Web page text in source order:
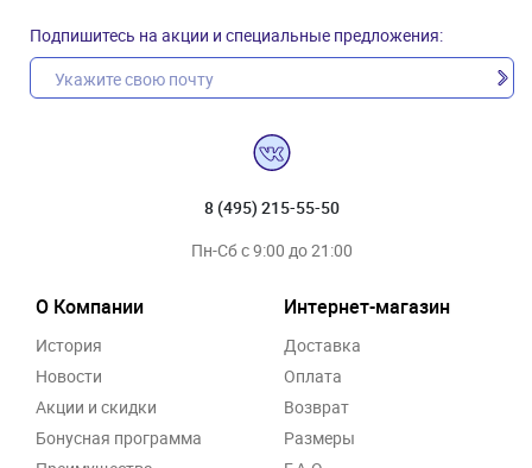
Подпишитесь на акции и специальные предложения:
8 (495) 215-55-50
Пн-Сб с 9:00 до 21:00
О Компании
История
Новости
Акции и скидки
Бонусная программа
Интернет-магазин
Доставка
Оплата
Возврат
Размеры